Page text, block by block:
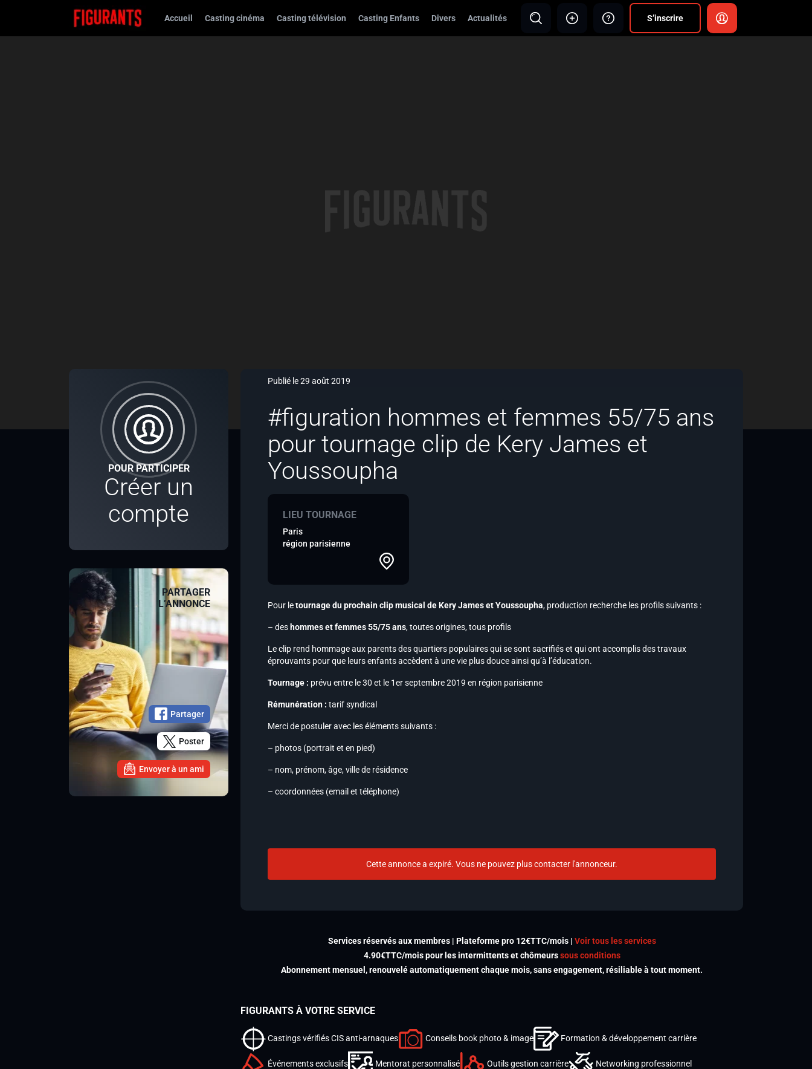
Accueil Casting cinéma Casting télévision Casting Enfants Divers Actualités S’inscrire
POUR PARTICIPER
Créer un
compte
PARTAGER
L’ANNONCE
Partager
Poster
Envoyer à un ami
Publié le 29 août 2019
#figuration hommes et femmes 55/75 ans
pour tournage clip de Kery James et
Youssoupha
LIEU TOURNAGE
Paris
région parisienne
Pour letournage du prochain clip musical deKery James et Youssoupha, production recherche les profils suivants :
– des hommes et femmes 55/75 ans, toutes origines, tous profils
Le clip rend hommage aux parents des quartiers populaires qui se sont sacrifiés et qui ont accomplis des travaux
éprouvants pour que leurs enfants accèdent à une vie plus douce ainsi qu’à l’éducation.
Tournage : prévu entre le 30 et le 1er septembre 2019 en région parisienne
Rémunération : tarif syndical
Merci de postuler avec les éléments suivants :
– photos (portrait et en pied)
– nom, prénom, âge, ville de résidence
– coordonnées (email et téléphone)
Cette annonce a expiré. Vous ne pouvez plus contacter l'annonceur.
Services réservés aux membres | Plateforme pro 12€TTC/mois | Voir tous les services
4.90€TTC/mois pour les intermittents et chômeurssous conditions
Abonnement mensuel, renouvelé automatiquement chaque mois, sans engagement, résiliable à tout moment.
FIGURANTS À VOTRE SERVICE
Castings vérifiés CIS anti-arnaques Conseils book photo & image Formation & développement carrière
Événements exclusifs Mentorat personnalisé Outils gestion carrière Networking professionnel